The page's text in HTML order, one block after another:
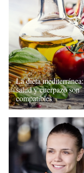
La dieta mediterránea:
salud y cuerpazo son
compatibles